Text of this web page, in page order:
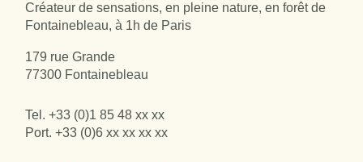
Créateur de sensations, en pleine nature, en forêt de
Fontainebleau, à 1h de Paris
179 rue Grande
77300 Fontainebleau
Tel.+33 (0)1 85 48 xx xx
Port.+33 (0)6 xx xx xx xx